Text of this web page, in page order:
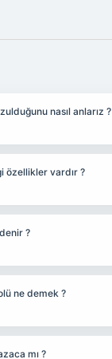
nasıl anlarız ?
özellikler vardır ?
?
ne demek ?
mı ?